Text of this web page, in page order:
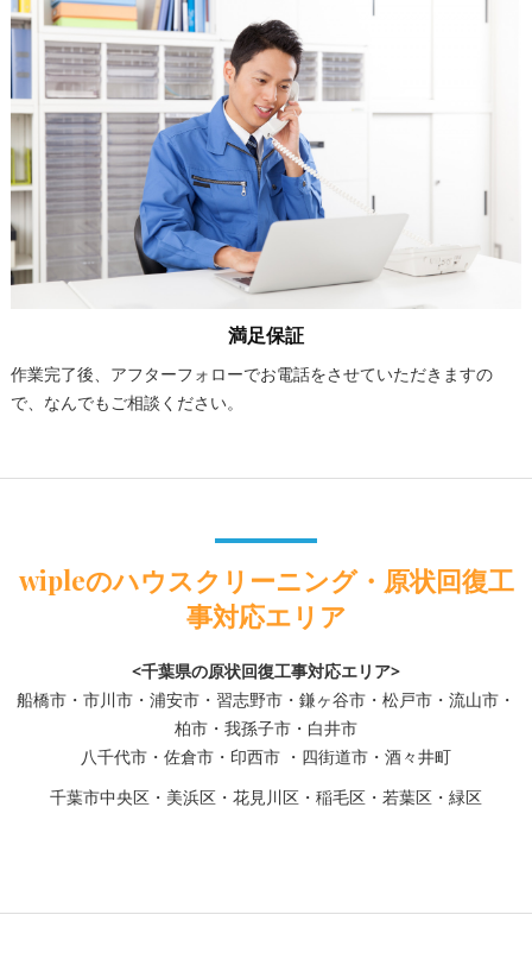
満足保証
作業完了後、アフターフォローでお電話をさせていただきますの
で、なんでもご相談ください。
wipleのハウスクリーニング・原状回復工
事対応エリア
<千葉県の原状回復工事対応エリア>
船橋市・市川市・浦安市・習志野市・鎌ヶ谷市・松戸市・流山市・
柏市・我孫子市・白井市
八千代市・佐倉市・印西市 ・四街道市・酒々井町
千葉市中央区・美浜区・花見川区・稲毛区・若葉区・緑区